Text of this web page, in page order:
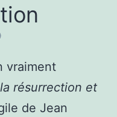
vraiment
résurrection et
de Jean